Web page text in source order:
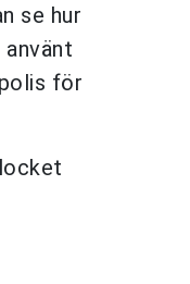
se hur
för